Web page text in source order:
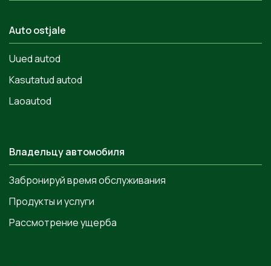
Auto ostjale
Uued autod
Kasutatud autod
Laoautod
Владельцу автомобиля
Забронируй время обслуживания
Продукты и услуги
Рассмотрение ущерба